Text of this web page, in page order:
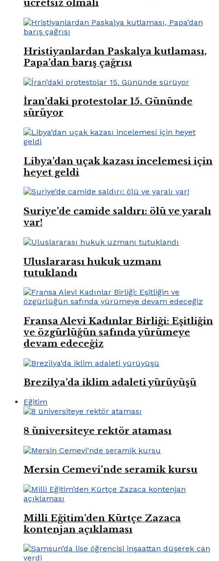
ücretsiz olmalı
Hristiyanlardan Paskalya kutlaması,
Papa’dan barış çağrısı
İran’daki protestolar 15. Gününde
sürüyor
Libya’dan uçak kazası incelemesi için
heyet geldi
Suriye’de camide saldırı: ölü ve yaralı
var!
Uluslararası hukuk uzmanı
tutuklandı
Fransa Alevi Kadınlar Birliği: Eşitliğin
ve özgürlüğün safında yürümeye
devam edeceğiz
Brezilya’da iklim adaleti yürüyüşü
Eğitim
8 üniversiteye rektör ataması
Mersin Cemevi’nde seramik kursu
Milli Eğitim’den Kürtçe Zazaca
kontenjan açıklaması